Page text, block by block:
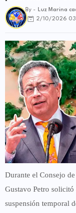
By -
Luz Marina
2/10/2026
Durante el Consejo
Gustavo Petro
suspensión temporal